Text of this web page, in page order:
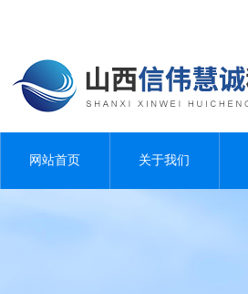
网站首页 关于我们